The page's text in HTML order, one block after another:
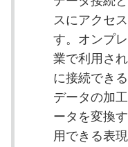
スにアクセ
す。オンプ
業で利用さ
に接続でき
データの加
ータを変換
用できる表